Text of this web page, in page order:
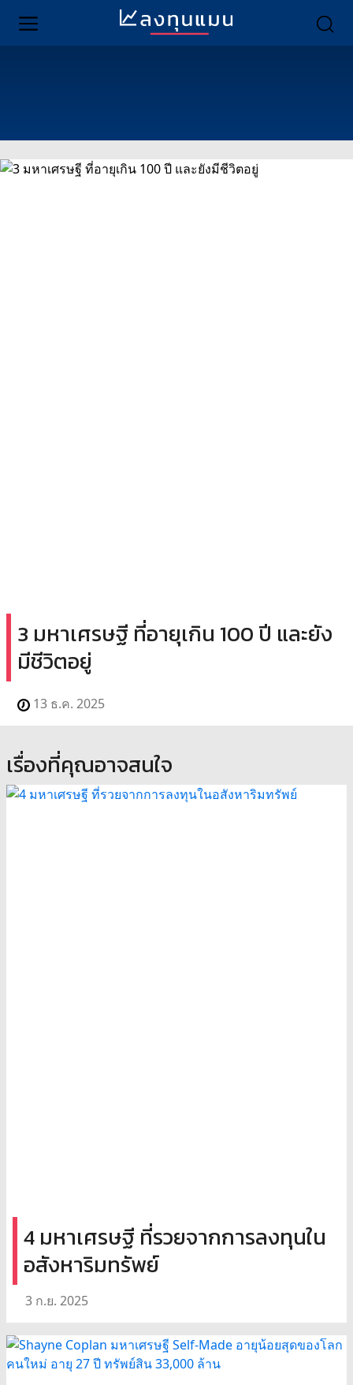
3 มหาเศรษฐี ที่อายุเกิน 100 ปี และยัง
มีชีวิตอยู่
13 ธ.ค. 2025
เรื่องที่คุณอาจสนใจ
4 มหาเศรษฐี ที่รวยจากการลงทุนใน
อสังหาริมทรัพย์
3 ก.ย. 2025